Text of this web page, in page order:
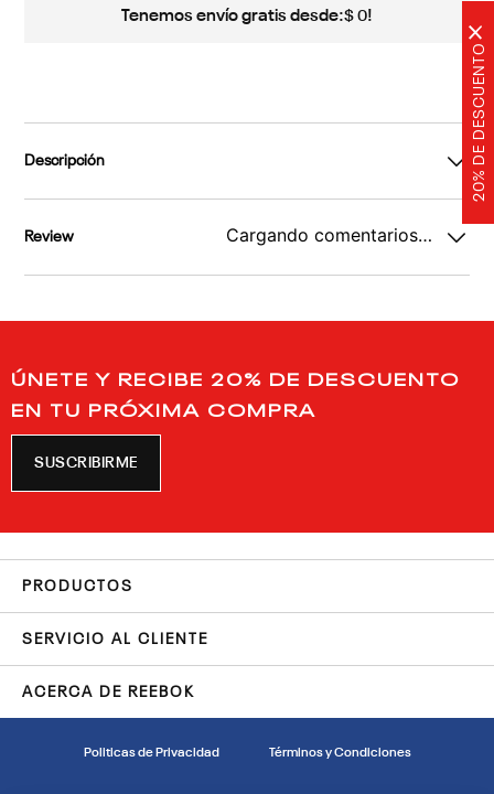
20% DE DESCUENTO
×
Tenemos envío gratis desde:$ 0!
Descripción
Review Cargando comentarios…
ÚNETE Y RECIBE 20% DE DESCUENTO
EN TU PRÓXIMA COMPRA
SUSCRIBIRME
PRODUCTOS
SERVICIO AL CLIENTE
ACERCA DE REEBOK
Politicas de Privacidad Términos y Condiciones